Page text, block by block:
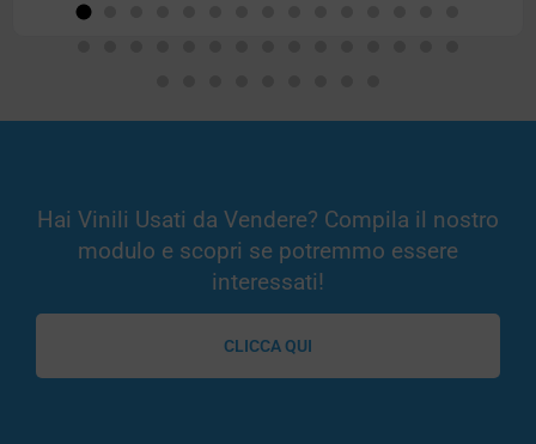
Hai Vinili Usati da Vendere? Compila il nostro
modulo e scopri se potremmo essere
interessati!
CLICCA QUI